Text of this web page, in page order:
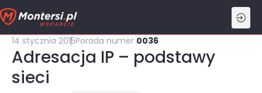
Przejdź
do
treści
14 stycznia 2015Porada numer 0036
Adresacja IP – podstawy
sieci